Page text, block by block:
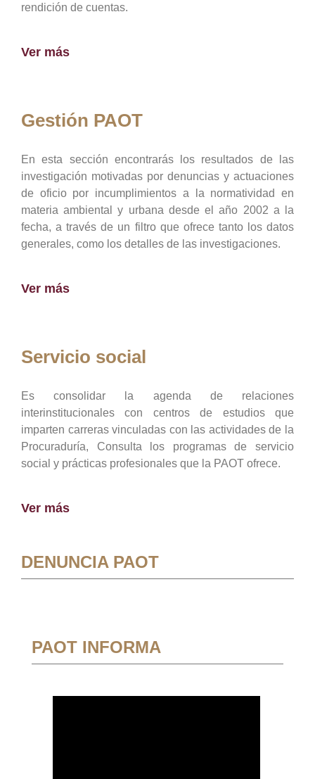
rendición de cuentas.
Ver más
Gestión PAOT
En esta sección encontrarás los resultados de las
investigación motivadas por denuncias y actuaciones
de oficio por incumplimientos a la normatividad en
materia ambiental y urbana desde el año 2002 a la
fecha, a través de un filtro que ofrece tanto los datos
generales, como los detalles de las investigaciones.
Ver más
Servicio social
Es consolidar la agenda de relaciones
interinstitucionales con centros de estudios que
imparten carreras vinculadas con las actividades de la
Procuraduría, Consulta los programas de servicio
social y prácticas profesionales que la PAOT ofrece.
Ver más
DENUNCIA PAOT
PAOT INFORMA